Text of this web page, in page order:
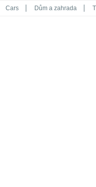
Cars Dům a zahrada